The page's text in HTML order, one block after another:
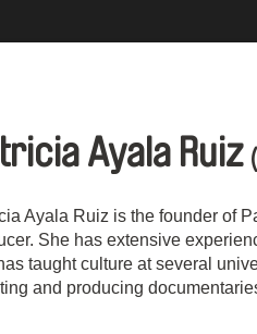
Ayala Ruiz
Ayala Ruiz is the founder of
She has extensive
taught culture at several
and producing